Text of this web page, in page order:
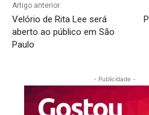
Artigo anterior
Velório de Rita Lee será
aberto ao público em São
Paulo
- Publicidade -